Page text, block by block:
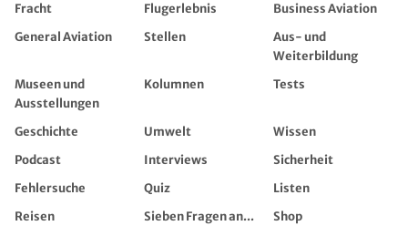
Fracht
Flugerlebnis
Business Aviation
General Aviation
Stellen
Aus- und
Weiterbildung
Museen und
Ausstellungen
Kolumnen Tests
Geschichte Umwelt
Wissen
Podcast
Interviews
Sicherheit
Fehlersuche
Quiz
Listen
Reisen
Sieben Fragen an...
Shop